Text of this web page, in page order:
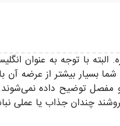
بیشتر از عرضه آن
توضیح داده
چندان جذاب یا عملی